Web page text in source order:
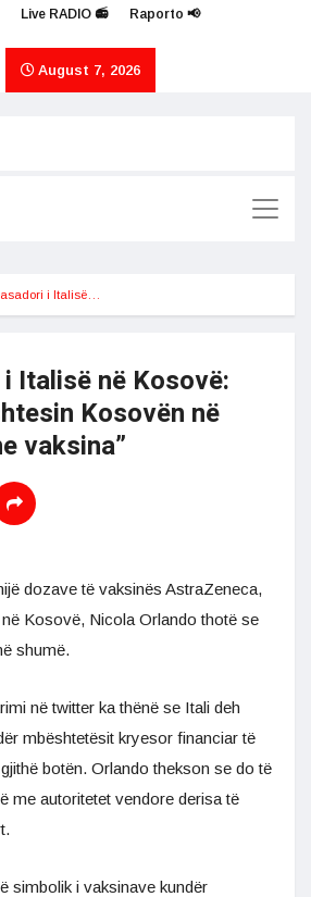
Live RADIO 📻 Raporto 📢
August 7, 2026
i Italisë…
Italisë në Kosovë:
Kosovën në
vaksina”
dozave të vaksinës AstraZeneca,
Kosovë, Nicola Orlando thotë se
shumë.
në twitter ka thënë se Itali deh
mbështetësit kryesor financiar të
botën. Orlando thekson se do të
me autoritetet vendore derisa të
simbolik i vaksinave kundër